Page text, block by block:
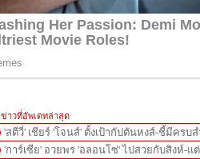
ข่าวที่อัพเดทล่าสุด
'สตีวี่' เชียร์ 'โจนส์' ตั้งเป้ากัปตันหงส์-ชี้มีครบ
'การ์เซีย' อวยพร 'อลอนโซ่' ไปสวยกับสิงห์-แ